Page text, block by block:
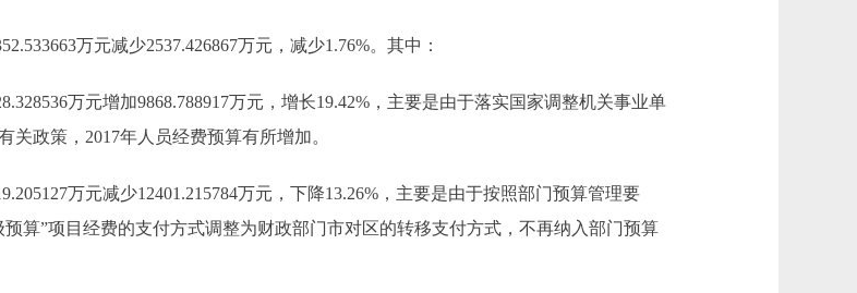
万元减少2537.426867万元，减少1.76%。其中：
万元增加9868.788917万元，增长19.42%，主要是由于落实国家调整机关事业单
政策，2017年人员经费预算有所增加。
万元减少12401.215784万元，下降13.26%，主要是由于按照部门预算管理要
算”项目经费的支付方式调整为财政部门市对区的转移支付方式，不再纳入部门预算